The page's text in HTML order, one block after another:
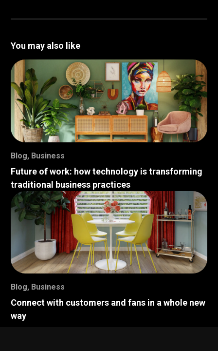
You may also like
Blog, Business
Future of work: how technology is transforming
traditional business practices
Blog, Business
Connect with customers and fans in a whole new
way